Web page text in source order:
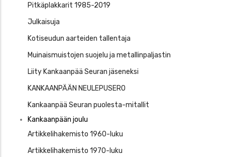
Pitkäplakkarit 1985-2019
Julkaisuja
Kotiseudun aarteiden tallentaja
Muinaismuistojen suojelu ja metallinpaljastin
Liity Kankaanpää Seuran jäseneksi
KANKAANPÄÄN NEULEPUSERO
Kankaanpää Seuran puolesta-mitallit
Kankaanpään joulu
Artikkelihakemisto 1960-luku
Artikkelihakemisto 1970-luku